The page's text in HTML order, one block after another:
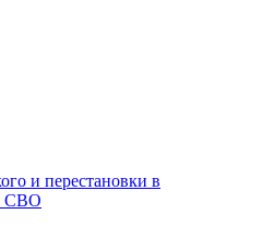
и перестановки в
СВО